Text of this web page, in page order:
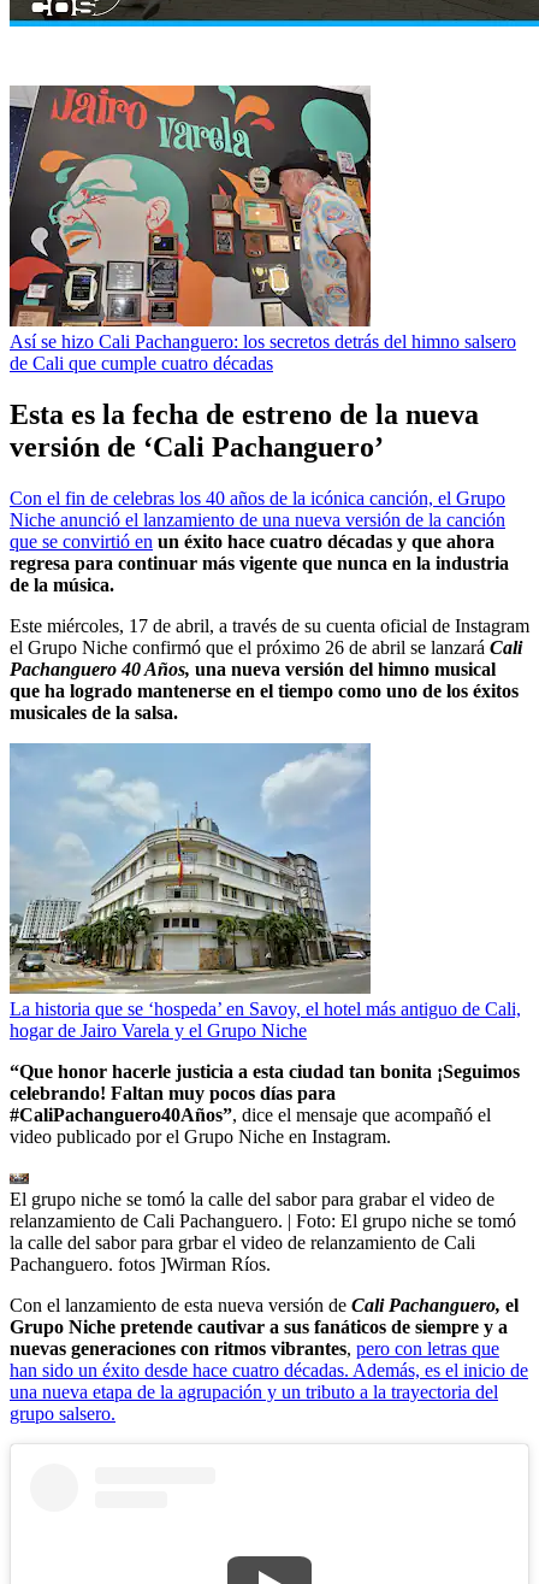
Así se hizo Cali Pachanguero: los secretos detrás del himno salsero
de Cali que cumple cuatro décadas
Esta es la fecha de estreno de la nueva
versión de ‘Cali Pachanguero’
Con el fin de celebras los 40 años de la icónica canción, el Grupo
Niche anunció el lanzamiento de una nueva versión de la canción
que se convirtió en un éxito hace cuatro décadas y que ahora
regresa para continuar más vigente que nunca en la industria
de la música.
Este miércoles, 17 de abril, a través de su cuenta oficial de Instagram
el Grupo Niche confirmó que el próximo 26 de abril se lanzará Cali
Pachanguero 40 Años, una nueva versión del himno musical
que ha logrado mantenerse en el tiempo como uno de los éxitos
musicales de la salsa.
La historia que se ‘hospeda’ en Savoy, el hotel más antiguo de Cali,
hogar de Jairo Varela y el Grupo Niche
“Que honor hacerle justicia a esta ciudad tan bonita ¡Seguimos
celebrando! Faltan muy pocos días para
#CaliPachanguero40Años”, dice el mensaje que acompañó el
video publicado por el Grupo Niche en Instagram.
El grupo niche se tomó la calle del sabor para grabar el video de
relanzamiento de Cali Pachanguero. | Foto: El grupo niche se tomó
la calle del sabor para grbar el video de relanzamiento de Cali
Pachanguero. fotos ]Wirman Ríos.
Con el lanzamiento de esta nueva versión de Cali Pachanguero, el
Grupo Niche pretende cautivar a sus fanáticos de siempre y a
nuevas generaciones con ritmos vibrantes, pero con letras que
han sido un éxito desde hace cuatro décadas. Además, es el inicio de
una nueva etapa de la agrupación y un tributo a la trayectoria del
grupo salsero.